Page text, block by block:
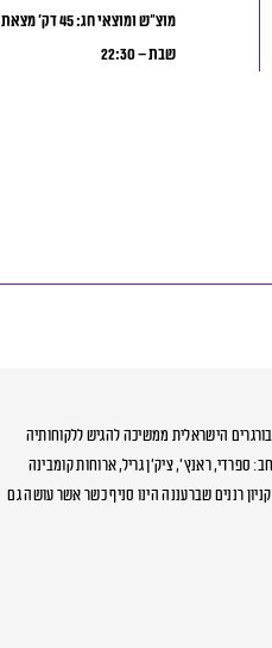
מוצ”ש ומוצאי חג: 45 דק’ מצאת
שבת – 22:30
הישראלית ממשיכה להגיש ללקוחותיה
ראנץ’, ציק’ן גריל, ארוחות קומבינה
רננים שברעננה הינו סניף כשר אשר עושה גם